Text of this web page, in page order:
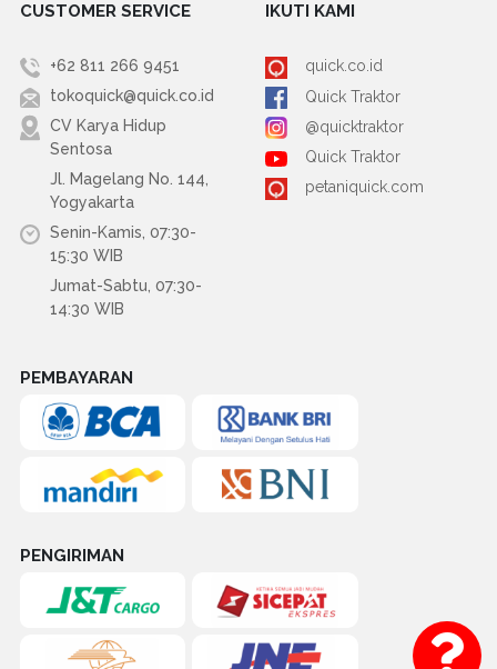
CUSTOMER SERVICE
+62 811 266 9451
tokoquick@quick.co.id
CV Karya Hidup
Sentosa
Jl. Magelang No. 144,
Yogyakarta
Senin-Kamis, 07:30-
15:30 WIB
Jumat-Sabtu, 07:30-
14:30 WIB
IKUTI KAMI
quick.co.id
Quick Traktor
@quicktraktor
Quick Traktor
petaniquick.com
PEMBAYARAN
PENGIRIMAN